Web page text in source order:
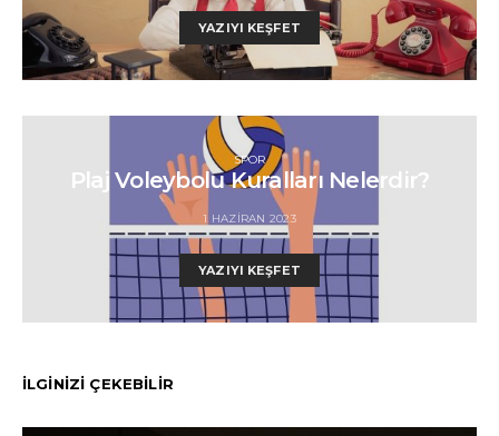
YAZIYI KEŞFET
SPOR
Plaj Voleybolu Kuralları Nelerdir?
1 HAZIRAN 2023
YAZIYI KEŞFET
İLGİNİZİ ÇEKEBİLİR